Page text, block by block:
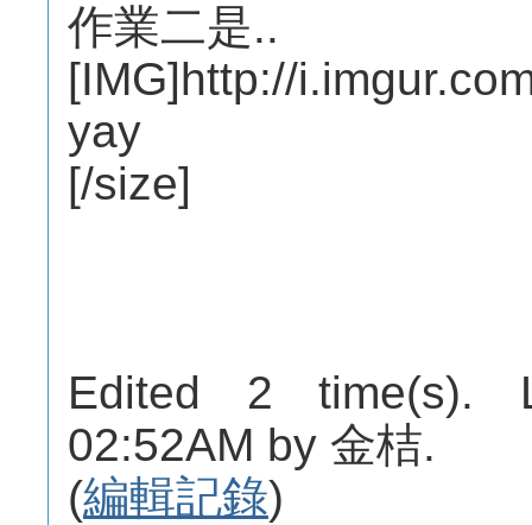
作業二是..
[IMG]http://
yay
[/size]
Edited 2 time(s).
02:52AM by 金桔.
(編輯記錄)